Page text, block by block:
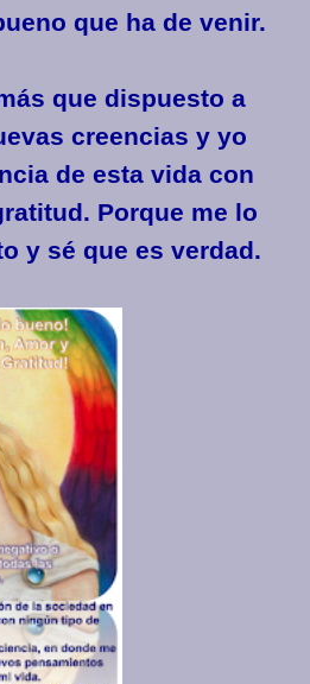
que ha de venir.
que dispuesto a
creencias y yo
de esta vida con
Porque me lo
y sé que es verdad.